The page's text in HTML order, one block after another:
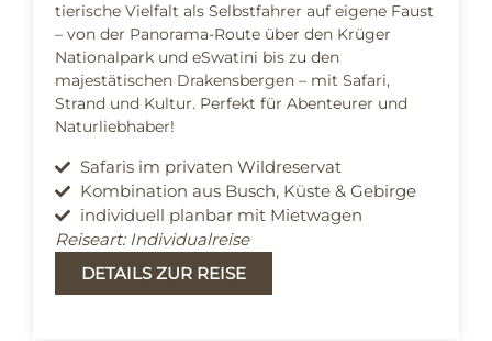
tierische Vielfalt als Selbstfahrer auf eigene Faust
– von der Panorama-Route über den Krüger
Nationalpark und eSwatini bis zu den
majestätischen Drakensbergen – mit Safari,
Strand und Kultur. Perfekt für Abenteurer und
Naturliebhaber!
Safaris im privaten Wildreservat
Kombination aus Busch, Küste & Gebirge
individuell planbar mit Mietwagen
Reiseart: Individualreise
DETAILS ZUR REISE